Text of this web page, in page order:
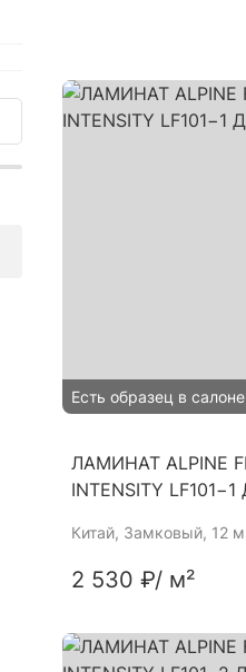
Есть образец в салоне
ЛАМИНАТ ALPINE
INTENSITY
Китай, Замковый, 12
2 530 ₽/ м²